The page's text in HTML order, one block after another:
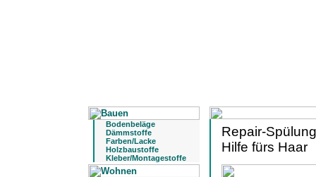
Bodenbeläge
Dämmstoffe
Farben/Lacke
Holzbaustoffe
Kleber/Montagestoffe
Repair-
Hilfe fürs Haar